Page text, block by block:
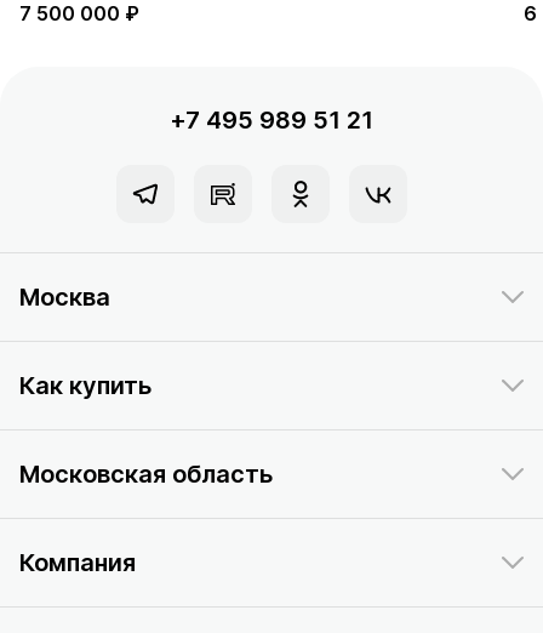
7 500 000 ₽ 6
+7 495 989 51 21
Москва
Как купить
Московская область
Компания